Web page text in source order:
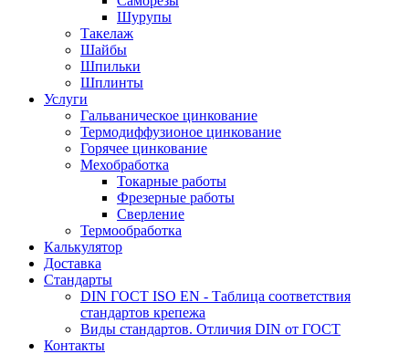
Шурупы
Такелаж
Шайбы
Шпильки
Шплинты
Услуги
Гальваническое цинкование
Термодиффузионое цинкование
Горячее цинкование
Мехобработка
Токарные работы
Фрезерные работы
Сверление
Термообработка
Калькулятор
Доставка
Стандарты
DIN ГОСТ ISO EN - Таблица соответствия
стандартов крепежа
Виды стандартов. Отличия DIN от ГОСТ
Контакты